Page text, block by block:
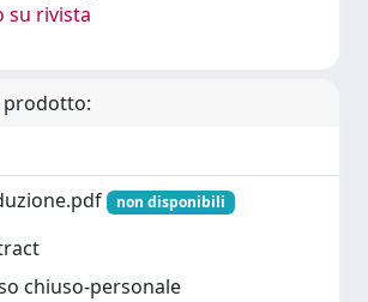
su rivista
prodotto:
non disponibili
chiuso-personale